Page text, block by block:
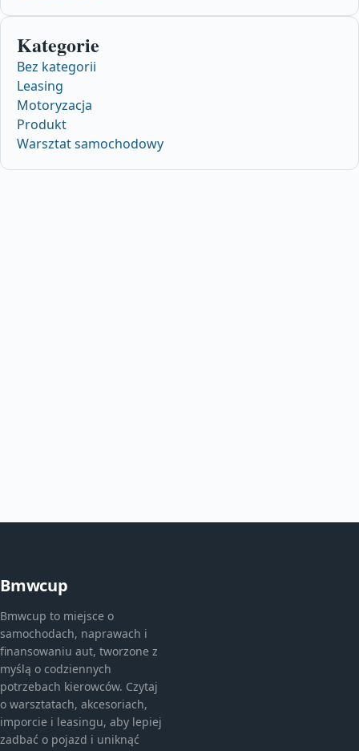
Kategorie
Bez kategorii
Leasing
Motoryzacja
Produkt
Warsztat samochodowy
Bmwcup
Bmwcup to miejsce o
samochodach, naprawach i
finansowaniu aut, tworzone z
myślą o codziennych
potrzebach kierowców. Czytaj
o warsztatach, akcesoriach,
imporcie i leasingu, aby lepiej
zadbać o pojazd i uniknąć